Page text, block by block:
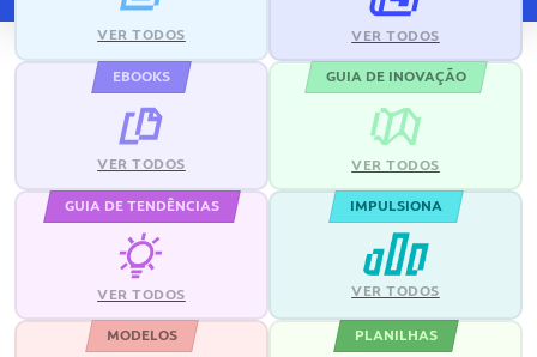
VER TODOS VER TODOS
EBOOKS
VER TODOS
GUIA DE INOVAÇÃO
VER TODOS
GUIA DE TENDÊNCIAS
VER TODOS
IMPULSIONA
VER TODOS
MODELOS PLANILHAS